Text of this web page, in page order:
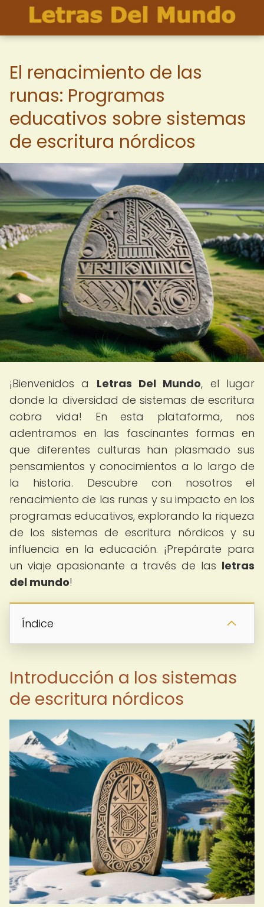
El renacimiento de las
runas: Programas
educativos sobre sistemas
de escritura nórdicos
¡Bienvenidos a Letras Del Mundo, el lugar
donde la diversidad de sistemas de escritura
cobra vida! En esta plataforma, nos
adentramos en las fascinantes formas en
que diferentes culturas han plasmado sus
pensamientos y conocimientos a lo largo de
la historia. Descubre con nosotros el
renacimiento de las runas y su impacto en los
programas educativos, explorando la riqueza
de los sistemas de escritura nórdicos y su
influencia en la educación. ¡Prepárate para
un viaje apasionante a través de las letras
del mundo!
Índice
Introducción a los sistemas
de escritura nórdicos